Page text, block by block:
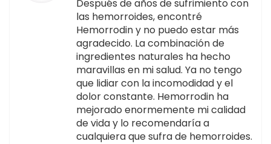
Después de años de sufrimiento con
las hemorroides, encontré
Hemorrodin y no puedo estar más
agradecido. La combinación de
ingredientes naturales ha hecho
maravillas en mi salud. Ya no tengo
que lidiar con la incomodidad y el
dolor constante. Hemorrodin ha
mejorado enormemente mi calidad
de vida y lo recomendaría a
cualquiera que sufra de hemorroides.